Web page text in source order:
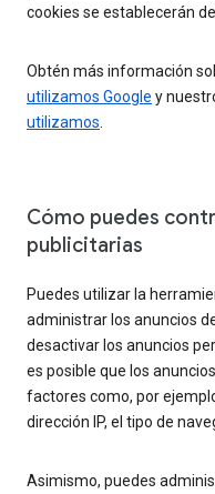
cookies se establecerán
Obtén más información
utilizamos Google y
utilizamos.
Cómo puedes
publicitarias
Puedes utilizar la
administrar los anuncios
desactivar los anuncios
es posible que los
factores como, por
dirección IP, el tipo de
Asimismo, puedes